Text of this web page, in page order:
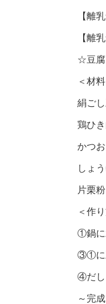
【離
【離
☆豆腐
＜材
絹ご
鶏
かつ
し
片
＜作
①鍋に
③①に
④だし
～完